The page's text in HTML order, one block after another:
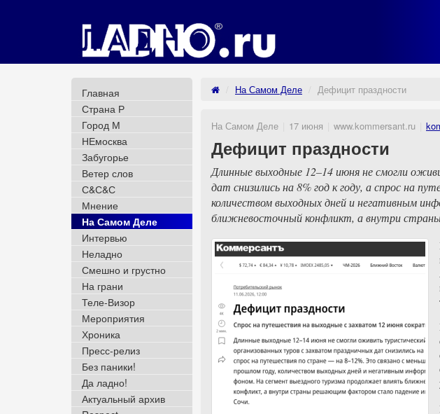
Главная
Страна Р
Город М
НЕмосква
Забугорье
Ветер слов
С&С&С
Мнение
На Самом Деле
Интервью
Неладно
Смешно и грустно
На грани
Теле-Визор
Мероприятия
Хроника
Пресс-релиз
Без паники!
Да ладно!
Актуальный архив
На Самом Деле Дефицит праздности
На Самом Деле 17 июня www.kommersant.ru
Дефицит праздности
Длинные выходные 12–14 июня не смогли
дат снизились на 8% год к году, а спрос на
количеством выходных дней и негативным
ближневосточный конфликт, а внутри